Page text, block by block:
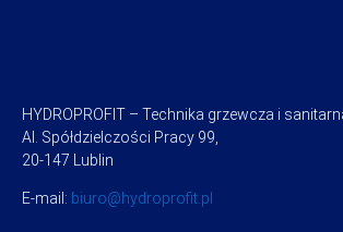
HYDROPROFIT – Technika grzewcza i
Al. Spółdzielczości Pracy 99,
20-147 Lublin
E-mail: biuro@hydroprofit.pl